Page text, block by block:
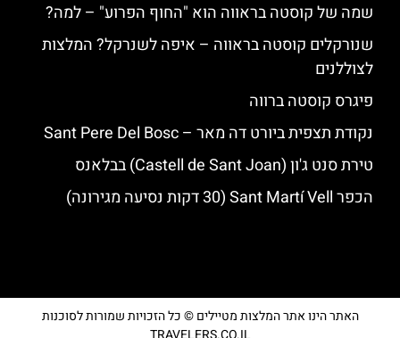
שמה של קוסטה בראווה הוא "החוף הפרוע" – למה?
שנורקלים קוסטה בראווה – איפה לשנרקל? המלצות
לצוללנים
פיגרס קוסטה ברווה
נקודת תצפית ביורט דה מאר – Sant Pere Del Bosc
טירת סנט ג'ון (Castell de Sant Joan) בבלאנס
הכפר Sant Martí Vell (30 דקות נסיעה מגירונה)
האתר הינו אתר המלצות מטיילים © כל הזכויות שמורות לסוכנות